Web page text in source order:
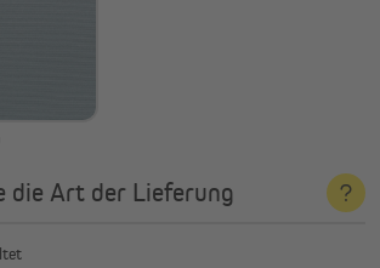
die Art der Lieferung